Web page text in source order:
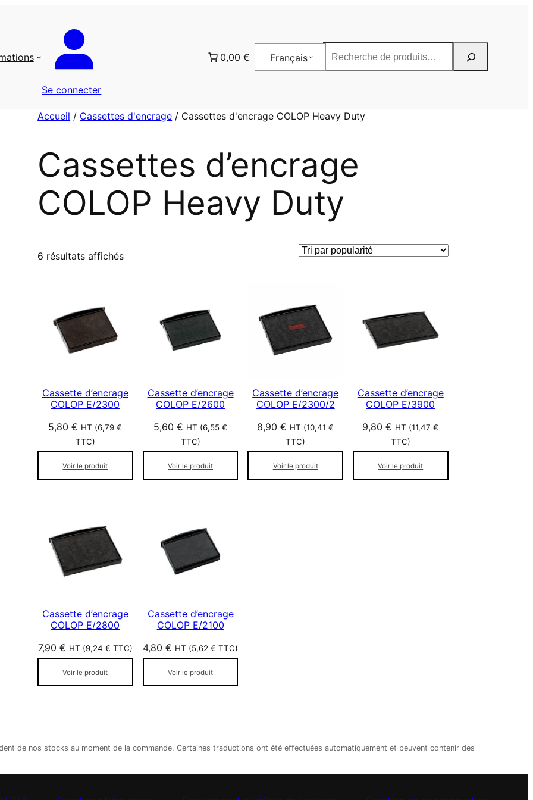
Se connecter
0,00 € Français
Accueil / Cassettes d'encrage / Cassettes d'encrage COLOP Heavy Duty
Cassettes d’encrage
COLOP Heavy Duty
6 résultats affichésT
u
i
Cassette d’encrage
COLOP E/2300
5,80€ HT (6,79€
TTC)
Voir le produit
Cassette d’encrage
COLOP E/2600
5,60€ HT (6,55€
TTC)
Voir le produit
Cassette d’encrage
COLOP E/2300/2
8,90€ HT (10,41€
TTC)
Voir le produit
Cassette d’encrage
COLOP E/3900
9,80€ HT (11,47€
TTC)
Voir le produit
Cassette d’encrage
COLOP E/2800
7,90 € HT (9,24 € TTC)
Voir le produit
Cassette d’encrage
COLOP E/2100
4,80€ HT (5,62€ TTC)
Voir le produit
de nos stocks au moment de la commande. Certaines traductions ont été effectuées automatiquement et peuvent contenir des